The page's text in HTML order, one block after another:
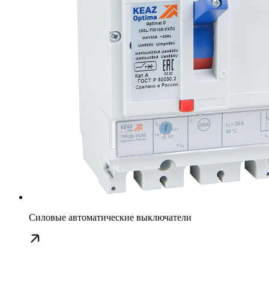
Силовые автоматические выключатели